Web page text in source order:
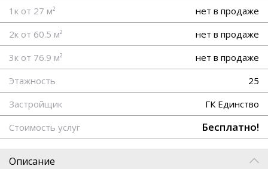
1к от 27 м²
нет в продаже
2к от 60.5 м²
нет в продаже
3к от 76.9 м²
нет в продаже
Этажность
25
Застройщик
ГК Единство
Стоимость услуг
Бесплатно!
Описание